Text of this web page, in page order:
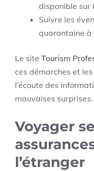
disponible sur
Suivre les
quarantaine à
Le site Tourism
ces démarches et
l’écoute des
mauvaises surprises.
Voyager
l’étranger